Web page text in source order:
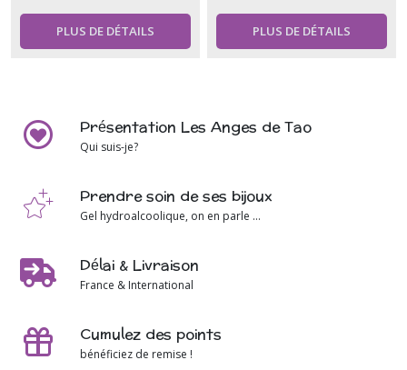
PLUS DE DÉTAILS PLUS DE DÉTAILS
Présentation Les Anges de Tao
Qui suis-je?
Prendre soin de ses bijoux
Gel hydroalcoolique, on en parle ...
Délai & Livraison
France & International
Cumulez des points
bénéficiez de remise !